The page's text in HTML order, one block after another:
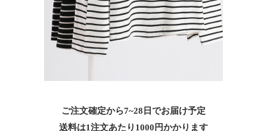
ご注文確定から7~28日でお届け予定
送料は1注文あたり 1000 円かかります